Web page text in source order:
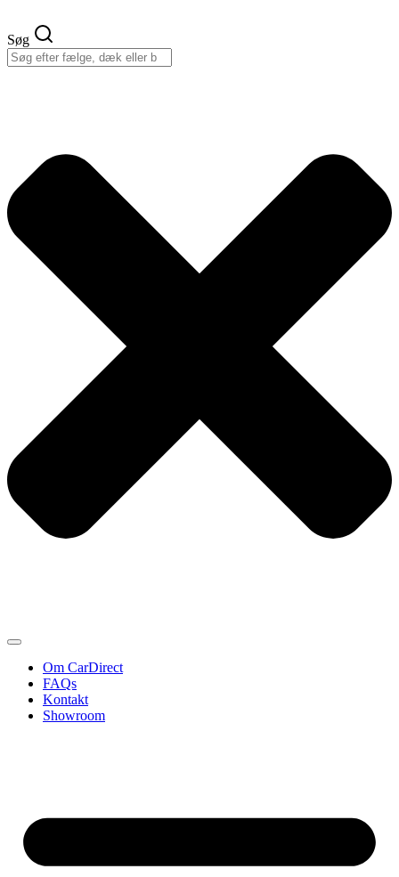
indhold
Søg
Om CarDirect
FAQs
Kontakt
Showroom